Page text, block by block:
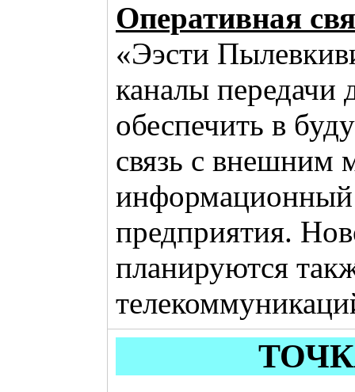
Оперативная
«Ээсти
каналы
обеспечить в
связь с внешним
предприятия.
планируются